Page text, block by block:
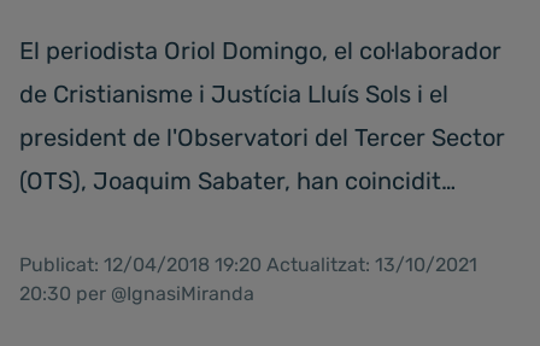
El periodista Oriol Domingo, el col·laborador
de Cristianisme i Justícia Lluís Sols i el
president de l'Observatori del Tercer Sector
(OTS), Joaquim Sabater, han coincidit…
Publicat: 12/04/2018 19:20 Actualitzat: 13/10/2021
20:30 per @IgnasiMiranda